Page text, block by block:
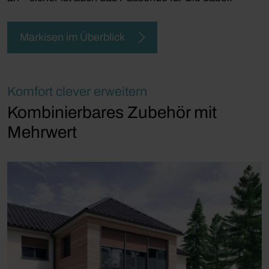
Markisen im Überblick
Komfort clever erweitern
Kombinierbares Zubehör mit
Mehrwert